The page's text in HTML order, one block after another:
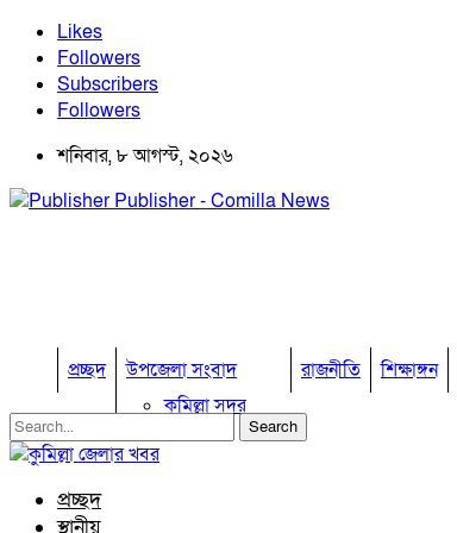
Likes
Followers
Subscribers
Followers
শনিবার, ৮ আগস্ট, ২০২৬
Publisher - Comilla News
প্রচ্ছদ
উপজেলা সংবাদ
কুমিল্লা সদর
কুমিল্লা সদর দক্ষিণ
রাজনীতি শিক্ষাঙ্গন
প্রচ্ছদ